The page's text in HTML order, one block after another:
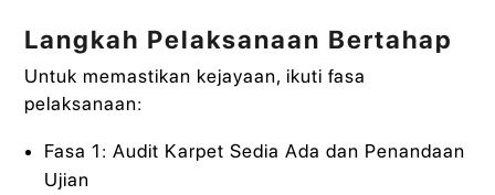
Langkah Pelaksanaan Bertahap
Untuk memastikan kejayaan, ikuti fasa
pelaksanaan:
Fasa 1: Audit Karpet Sedia Ada dan Penandaan
Ujian